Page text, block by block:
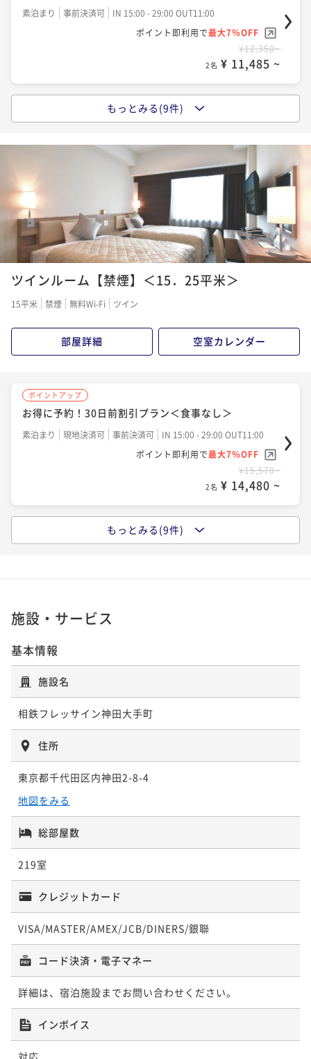
素泊まり 事前決済可
IN 15:00 - 29:00 OUT11:00
ポイント即利用で最大7％OFF
¥12,350~
2名 ¥ 11,485 ~
お得に予約！30日前割引プラン＜食事なし＞
素泊まり 現地決済可 事前決済可
IN 15:00 - 29:00 OUT11:00
ポイント即利用で最大7％OFF
¥12,510~
¥ 11,634 ~
ポイントアップ
【基本料金】ベストレートプラン＜食事なし＞
素泊まり 現地決済可 事前決済可
IN 15:00 - 29:00 OUT11:00
ポイント即利用で
2名 ¥ 11,718 ~
お得に予約！30日前割引プラン＜朝食付き＞
朝食付き 現地決済可 事前決済可
IN 15:00 - 29:00 OUT11:00
ポイント即利用で最大7％OFF
¥16,074~
¥ 14,948 ~
ポイントアップ
お得に予約！14日前割引プラン＜朝食付き＞
ポイントアップ
【基本料金】ベストレートプラン＜朝食付き＞
朝食付き
ポイント即利用で
¥16,560~
【3連泊以上】連泊とくとくステイプラン＜食事なし＞
素泊まり 現地決済可
ポイント即利用で最大7％OFF
2名 ¥ 33,396 ~
ポイントアップ
朝食付き 現地決済可 事前決済可
¥ 43,892 ~
もっとみる(9件)
1234
ツインルーム【禁煙】＜15．25平米＞
15平米 禁煙 無料Wi-Fi ツイン
部屋詳細 空室カレンダー
ポイントアップ
お得に予約！30日前割引プラン＜食事なし＞
素泊まり 現地決済可 事前決済可
IN 15:00 - 29:00 OUT11:00
ポイント即利用で最大7％OFF
¥15,570~
2名 ¥ 14,480 ~
【基本料金】ベストレートプラン＜食事なし＞
ポイントアップ
お得に予約！14日前割引プラン＜食事なし＞
ポイントアップ
お得に予約！30日前割引プラン＜朝食付き＞
朝食付き 現地決済可
ポイントアップ
【基本料金】ベストレートプラン＜朝食付き＞
朝食付き 現地決済可 事前決済可
IN 15:00 - 29:00 OUT11:00
ポイント即利用で最大7％OFF
¥19,560~
もっとみる(9件)
施設・サービス
基本情報
施設名
相鉄フレッサイン神田大手町
住所
東京都千代田区内神田2-8-4
地図をみる
総部屋数
219室
クレジットカード
VISA/MASTER/AMEX/JCB/DINERS/銀聯
コード決済・電子マネー
詳細は、宿泊施設までお問い合わせください。
インボイス
対応